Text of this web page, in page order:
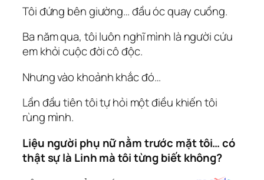
Tôi đứng bên giường… đầu óc quay cuồng.
Ba năm qua, tôi luôn nghĩ mình là người cứu
em khỏi cuộc đời cô độc.
Nhưng vào khoảnh khắc đó…
Lần đầu tiên tôi tự hỏi một điều khiến tôi
rùng mình.
Liệu người phụ nữ nằm trước mặt tôi… có
thật sự là Linh mà tôi từng biết không?